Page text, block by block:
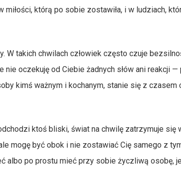
którą po sobie zostawiła, i w ludziach,
W takich chwilach człowiek często czuje
nie oczekuję od Ciebie żadnych słów ani reakcji —
kimś ważnym i kochanym, stanie się z czasem
ktoś bliski, świat na chwilę zatrzymuje się
mogę być obok i nie zostawiać Cię samego z
albo po prostu mieć przy sobie życzliwą osobę,